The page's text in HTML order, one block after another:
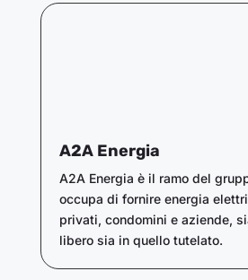
A2A Energia
A2A Energia è il ramo del
occupa di fornire energia
privati, condomini e aziende,
libero sia in quello tutelato.